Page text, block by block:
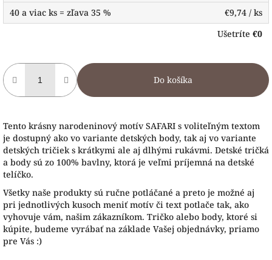
40 a viac ks = zľava 35 %
€9,74 / ks
Ušetríte €0
Do košíka
Tento krásny narodeninový motív SAFARI s voliteľným textom
je dostupný ako vo variante detských body, tak aj vo variante
detských tričiek s krátkymi ale aj dlhými rukávmi. Detské tričká
a body sú zo 100% bavlny, ktorá je veľmi príjemná na detské
telíčko.
Všetky naše produkty sú ručne potláčané a preto je možné aj
pri jednotlivých kusoch meniť motív či text potlače tak, ako
vyhovuje vám, našim zákazníkom. Tričko alebo body, ktoré si
kúpite, budeme vyrábať na základe Vašej objednávky, priamo
pre Vás :)